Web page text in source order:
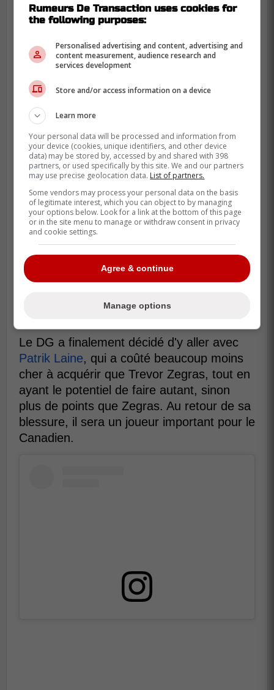
qu'il n'y a rien à voir pour l'instant. »
C'est donc dire qu'il y a vraiment eu de
fortes intentions de la part de Kent Hughes
de compléter une transaction pour faire
l'acquisition de Trevor Zegras.
Le DG a finalement décidé d'y aller avec
Patrik Laine, qui a coûté beaucoup moins
cher à acquérir que Trevor Zegras, tout en
ayant le potentiel de faire autant, sinon
plus de points que Zegras. Au retour de sa
blessure, il sera un joueur important pour le
Canadien.
Rumeurs De Transaction uses cookies for
the following purposes:
Personalised advertising and content, advertising and
content measurement, audience research and
services development
Store and/or access information on a device
Learn more
Your personal data will be processed and information from
your device (cookies, unique identifiers, and other device
data) may be stored by, accessed by and shared with 398
partners, or used specifically by this site. We and our partners
may use precise geolocation data. List of partners.
Some vendors may process your personal data on the basis
of legitimate interest, which you can object to by managing
your options below. Look for a link at the bottom of this page
or in the site menu to manage or withdraw consent in privacy
and cookie settings.
Agree & continue
Manage options